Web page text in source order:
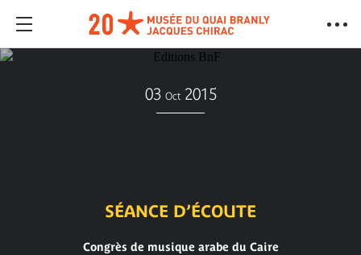
03 Oct 2015
SÉANCE D’ÉCOUTE
Congrès de musique arabe du Caire